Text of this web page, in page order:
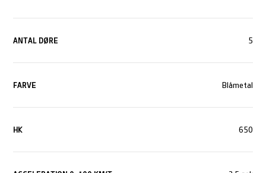
ANTAL DØRE 5
FARVE Blåmetal
HK 650